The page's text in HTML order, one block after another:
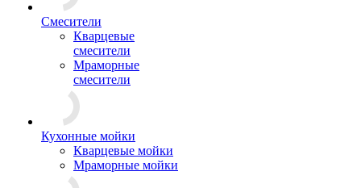
Смесители
Кварцевые
смесители
Мраморные
смесители
Кухонные мойки
Кварцевые мойки
Мраморные мойки